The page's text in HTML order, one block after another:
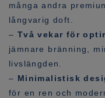
många andra
långvarig doft.
– Två vekar för
jämnare bränning,
livslängden.
– Minimalistisk
för en ren och